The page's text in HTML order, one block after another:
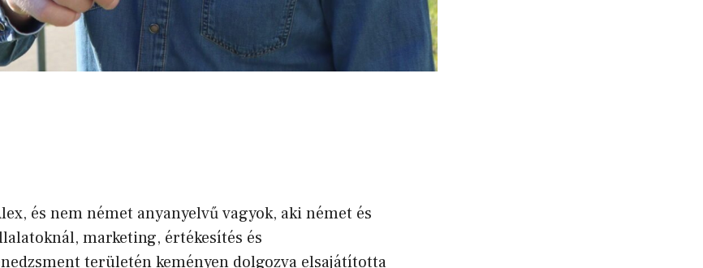
és nem német anyanyelvű vagyok, aki német és
marketing, értékesítés és
területén keményen dolgozva elsajátította